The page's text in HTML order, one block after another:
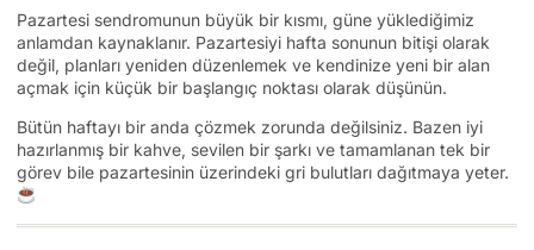
Pazartesi sendromunun büyük bir kısmı, güne yüklediğimiz
anlamdan kaynaklanır. Pazartesiyi hafta sonunun bitişi olarak
değil, planları yeniden düzenlemek ve kendinize yeni bir alan
açmak için küçük bir başlangıç noktası olarak düşünün.
Bütün haftayı bir anda çözmek zorunda değilsiniz. Bazen iyi
hazırlanmış bir kahve, sevilen bir şarkı ve tamamlanan tek bir
görev bile pazartesinin üzerindeki gri bulutları dağıtmaya yeter.